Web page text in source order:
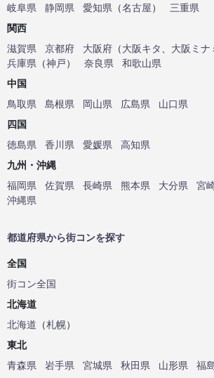
岐阜県
静岡県 愛知県 （名古屋）
三重県
関西
滋賀県
京都府 大阪府 （大阪キタ 大阪ミナ
兵庫県 （神戸） 奈良県
和歌山県
中国
鳥取県
島根県 岡山県 広島県
山口県
四国
徳島県
香川県 愛媛県
高知県
九州・沖縄
福岡県
佐賀県 長崎県 熊本県 大分県 宮
沖縄県
都道府県から街コンを探す
全国
街コン全国
北海道
北海道 （札幌）
東北
青森県
岩手県 宮城県 秋田県 山形県
福